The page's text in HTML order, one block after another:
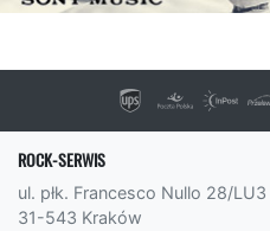
ROCK-SERWIS
ul. płk. Francesco Nullo 28/LU3
31-543 Kraków